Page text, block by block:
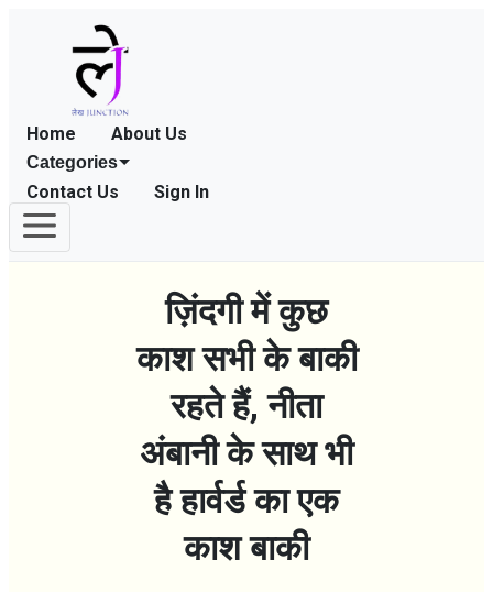
Home About Us
Categories
Contact Us Sign In
ज़िंदगी में कुछ
काश सभी के बाकी
रहते हैं, नीता
अंबानी के साथ भी
है हार्वर्ड का एक
काश बाकी